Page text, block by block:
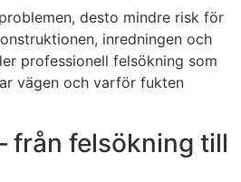
desto mindre risk för
inredningen och
professionell felsökning som
vägen och varför fukten
från felsökning till